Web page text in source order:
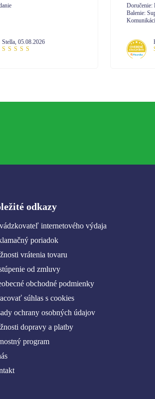
Prisla rýchlo
Helena,07.08.2026
Doručenie:
Balenie:
odkazy
internetového výdaja
poriadok
vrátenia tovaru
od zmluvy
obchodné podmienky
súhlas s cookies
ochrany osobných údajov
dopravy a platby
program